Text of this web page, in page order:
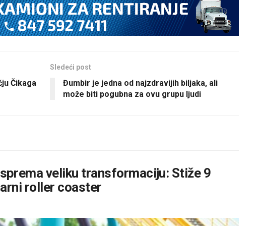
Čikaga
Sledeći post
Đumbir je jedna od najzdravijih biljaka, ali
može biti pogubna za ovu grupu ljudi
veliku transformaciju: Stiže 9
roller coaster